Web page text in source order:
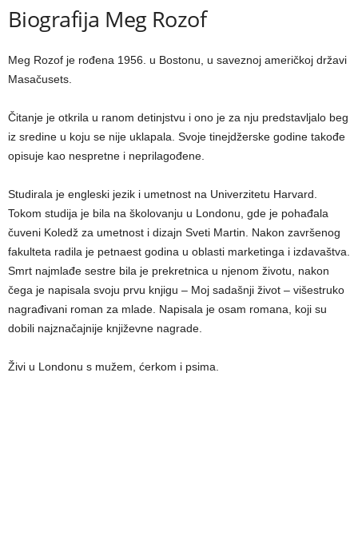
Biografija Meg Rozof
Meg Rozof je rođena 1956. u Bostonu, u saveznoj američkoj državi
Masačusets.
Čitanje je otkrila u ranom detinjstvu i ono je za nju predstavljalo beg
iz sredine u koju se nije uklapala. Svoje tinejdžerske godine takođe
opisuje kao nespretne i neprilagođene.
Studirala je engleski jezik i umetnost na Univerzitetu Harvard.
Tokom studija je bila na školovanju u Londonu, gde je pohađala
čuveni Koledž za umetnost i dizajn Sveti Martin. Nakon završenog
fakulteta radila je petnaest godina u oblasti marketinga i izdavaštva.
Smrt najmlađe sestre bila je prekretnica u njenom životu, nakon
čega je napisala svoju prvu knjigu – Moj sadašnji život – višestruko
nagrađivani roman za mlade. Napisala je osam romana, koji su
dobili najznačajnije književne nagrade.
Živi u Londonu s mužem, ćerkom i psima.